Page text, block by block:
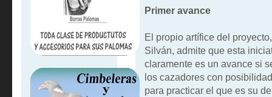
Primer avance
El propio artífice del
Silván, admite que esta
claramente es un avance si
los cazadores con
para practicar el que es su